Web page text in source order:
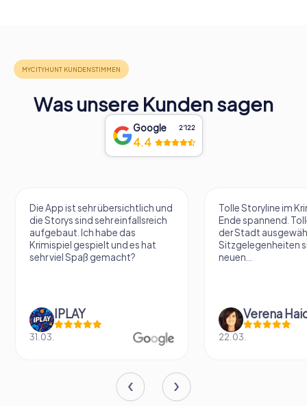
Was unsere Kunden sagen
Google 2‘122
4.4
Die App ist sehr übersichtlich und
die Storys sind sehr einfallsreich
aufgebaut. Ich habe das
Krimispiel gespielt und es hat
sehr viel Spaß gemacht?
IPLAY
31.03.
Tolle Storyline im
Ende spannend.
der Stadt
Sitzgelegenheiten
neuen...
22.03.